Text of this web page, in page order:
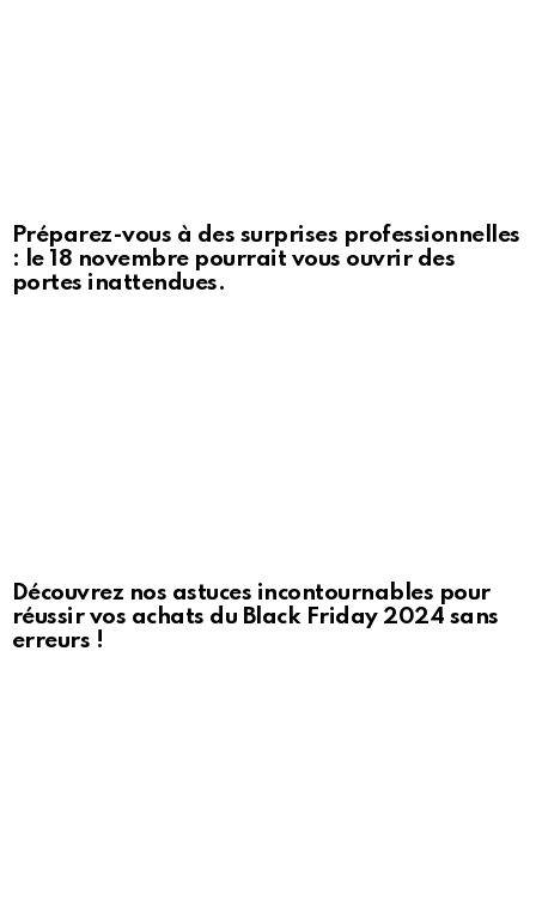
Préparez-vous à des surprises professionnelles
: le 18 novembre pourrait vous ouvrir des
portes inattendues.
Découvrez nos astuces incontournables pour
réussir vos achats du Black Friday 2024 sans
erreurs !